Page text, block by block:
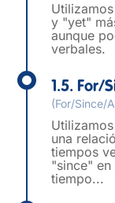
y "yet"
aunque
verbales.
1.5. For/
(For/Since/
una
tiempos
"since" en
tiempo...